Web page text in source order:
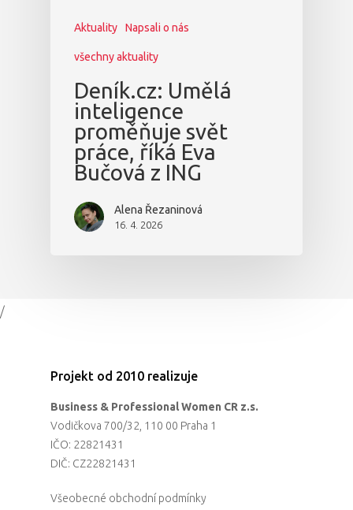
Aktuality Napsali o nás
všechny aktuality
Deník.cz: Umělá
inteligence
proměňuje svět
práce, říká Eva
Bučová z ING
Alena Řezaninová
16. 4. 2026
/
Projekt od 2010 realizuje
Business & Professional Women CR z.s.
Vodičkova 700/32, 110 00 Praha 1
IČO: 22821431
DIČ: CZ22821431
Všeobecné obchodní podmínky